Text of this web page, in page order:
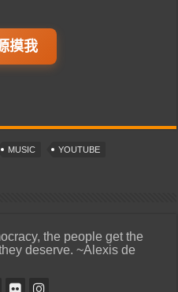
摸我
MUSIC YOUTUBE
the people get the
deserve. ~Alexis de